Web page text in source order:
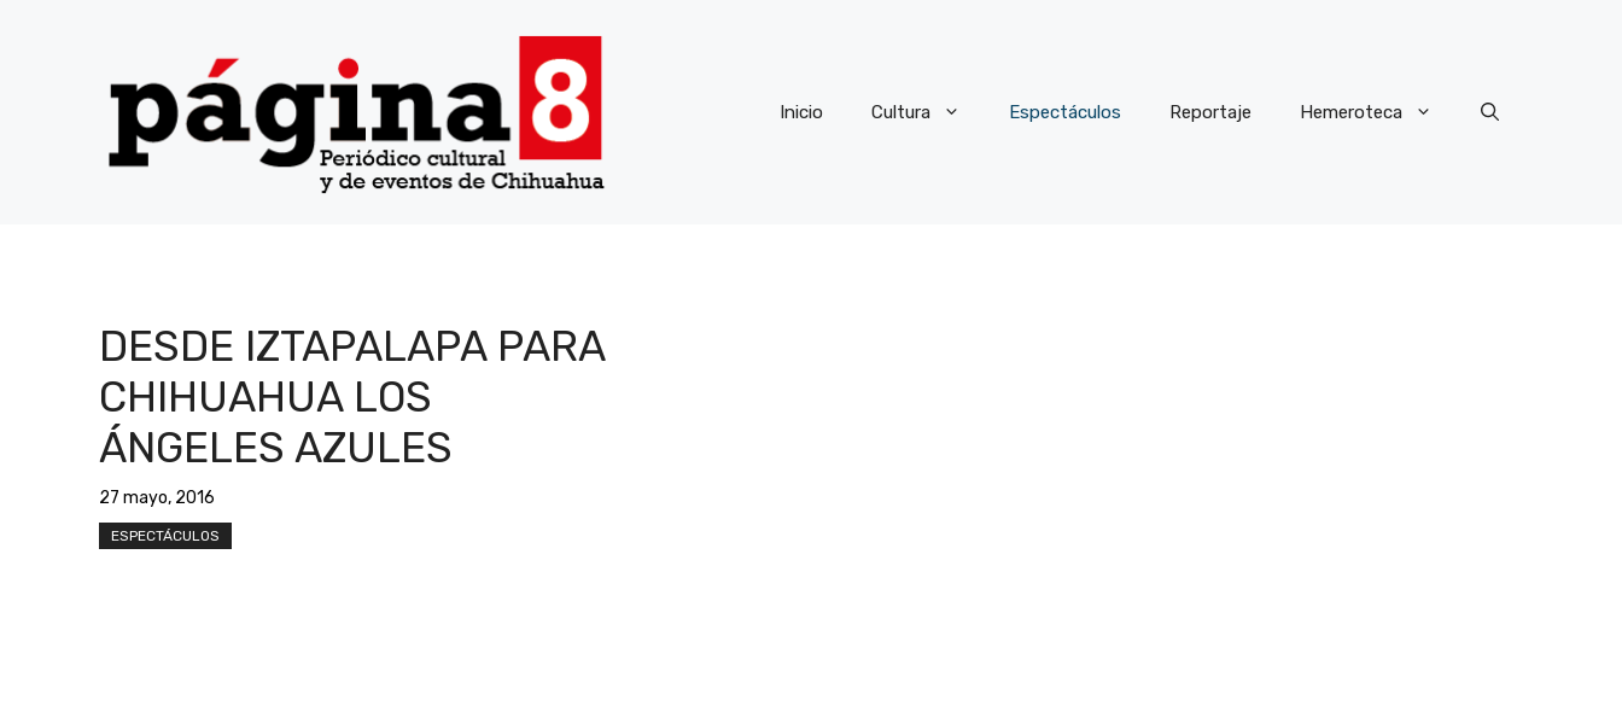
Inicio Cultura Espectáculos Reportaje Hemeroteca
DESDE IZTAPALAPA PARA
CHIHUAHUA LOS
ÁNGELES AZULES
27 mayo, 2016
ESPECTÁCULOS